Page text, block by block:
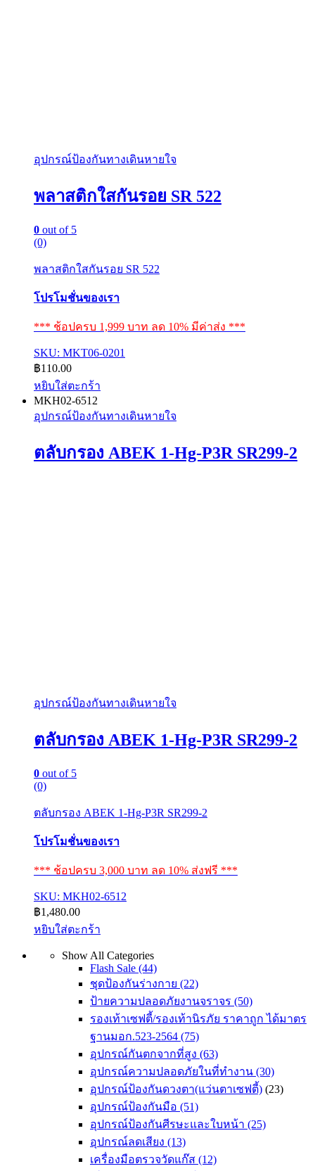
อุปกรณ์ป้องกันทางเดินหายใจ
พลาสติกใสกันรอย SR 522
0 out of 5
(0)
พลาสติกใสกันรอย SR 522
โปรโมชั่นของเรา
*** ช้อปครบ 1,999 บาท ลด 10% มีค่าส่ง ***
SKU: MKT06-0201
฿110.00
หยิบใส่ตะกร้า
MKH02-6512
อุปกรณ์ป้องกันทางเดินหายใจ
ตลับกรอง ABEK 1-Hg-P3R SR299-2
อุปกรณ์ป้องกันทางเดินหายใจ
ตลับกรอง ABEK 1-Hg-P3R SR299-2
0 out of 5
(0)
ตลับกรอง ABEK 1-Hg-P3R SR299-2
โปรโมชั่นของเรา
*** ช้อปครบ 3,000 บาท ลด 10% ส่งฟรี ***
SKU: MKH02-6512
฿1,480.00
หยิบใส่ตะกร้า
Show All Categories
Flash Sale (44)
ชุดป้องกันร่างกาย (22)
ป้ายความปลอดภัยงานจราจร (50)
รองเท้าเซฟตี้/รองเท้านิรภัย ราคาถูก ได้มาตร
ฐานมอก.523-2564 (75)
อุปกรณ์กันตกจากที่สูง (63)
อุปกรณ์ความปลอดภัยในที่ทำงาน (30)
อุปกรณ์ป้องกันดวงตา(แว่นตาเซฟตี้) (23)
อุปกรณ์ป้องกันมือ (51)
อุปกรณ์ป้องกันศีรษะและใบหน้า (25)
อุปกรณ์ลดเสียง (13)
เครื่องมือตรวจวัดแก๊ส (12)